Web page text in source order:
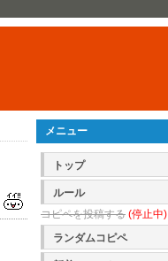
メニュー
トップ
ルール
コピペを投稿する (停止中)
ランダムコピペ